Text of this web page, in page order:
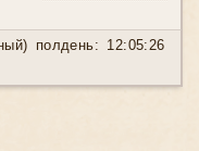
полдень: 12:05:26